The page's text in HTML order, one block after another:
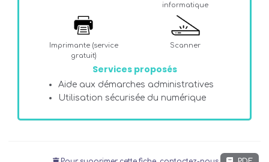
informatique
Imprimante (service
gratuit)
Scanner
Services proposés
Aide aux démarches administratives
Utilisation sécurisée du numérique